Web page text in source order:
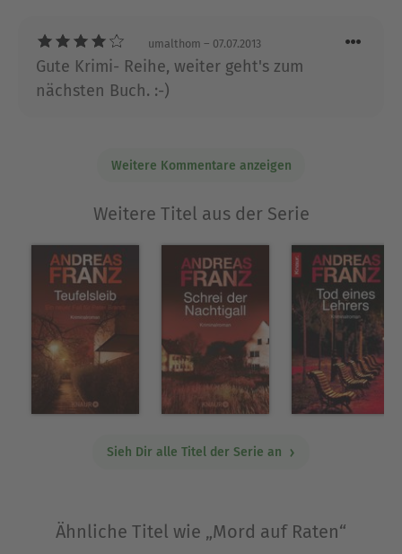
befreundeten Rechtsmedizinerin Andrea
Sievers Schritt für Schritt und durchaus sehr
spannend geschildert. Empfehlenswert.
umalthom – 07.07.2013
Gute Krimi- Reihe, weiter geht's zum
nächsten Buch. :-)
Weitere Kommentare anzeigen
Weitere Titel aus der Serie
Sieh Dir alle Titel der Serie an
Ähnliche Titel wie „Mord auf Raten“